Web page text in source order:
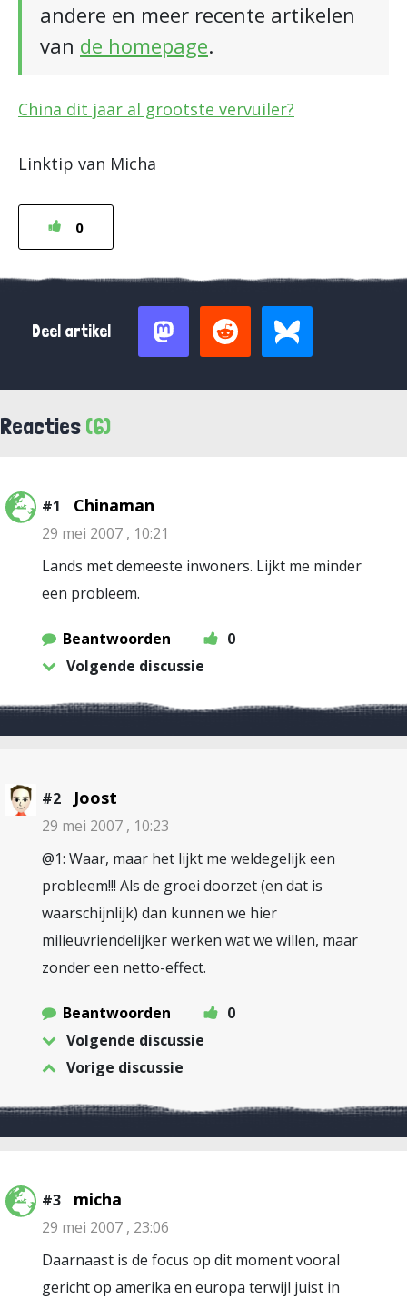
andere en meer recente artikelen
van de homepage.
China dit jaar al grootste vervuiler?
Linktip van Micha
0
Deel artikel
Reacties (6)
#1 Chinaman
29 mei 2007 , 10:21
Lands met demeeste inwoners. Lijkt me minder
een probleem.
Beantwoorden
0
Volgende discussie
#2 Joost
29 mei 2007 , 10:23
@1: Waar, maar het lijkt me weldegelijk een
probleem!!! Als de groei doorzet (en dat is
waarschijnlijk) dan kunnen we hier
milieuvriendelijker werken wat we willen, maar
zonder een netto-effect.
Beantwoorden
0
Volgende discussie
Vorige discussie
#3 micha
29 mei 2007 , 23:06
Daarnaast is de focus op dit moment vooral
gericht op amerika en europa terwijl juist in